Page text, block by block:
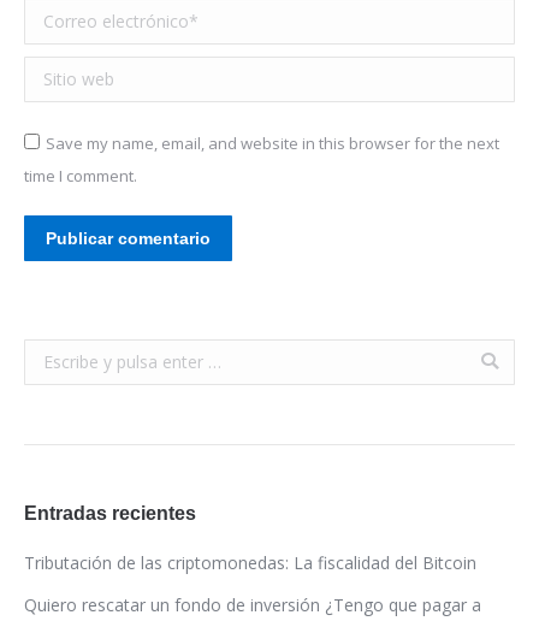
Correo electrónico *
Sitio web
Save my name, email, and website in this browser for the next
time I comment.
Publicar comentario
Buscar:
Entradas recientes
Tributación de las criptomonedas: La fiscalidad del Bitcoin
Quiero rescatar un fondo de inversión ¿Tengo que pagar a